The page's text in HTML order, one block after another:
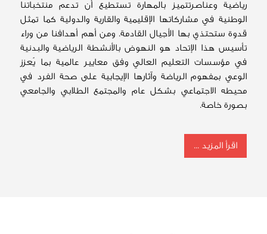
رياضية وعناصرتتميز بالمهارة تستطيع أن تدعم منتخباتنا
الوطنية في مشاركاتها الإقليمية والقارية والدولية كما تمثل
قدوة ستحتذي بها الأجيال القادمة. ومن أهم أهدافنا من وراء
تأسيس هذا الإتحاد هو النهوض بالأنشطة الرياضية والبدنية
في مؤسسات التعليم العالي وفق معايير عالمية بما يُعزز
الوعي بمفهوم الرياضة وآثارها الإيجابية على صحة الفرد في
محيطه الاجتماعي بشكل عام والمجتمع الطلابي والجامعي
بصورة خاصة.
اقرأ المزيد ...